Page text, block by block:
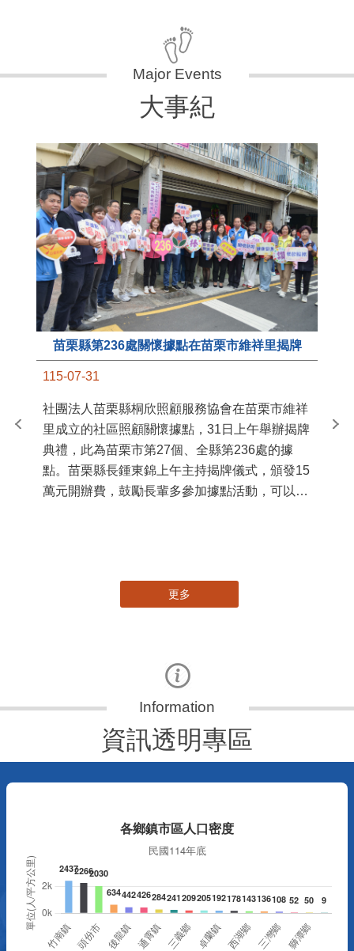
大事紀
苗栗縣第236處關懷據點在苗栗市維祥里揭牌
115-07-31
社團法人苗栗縣桐欣照顧服務協會在苗栗市維祥
里成立的社區照顧關懷據點，31日上午舉辦揭牌
典禮，此為苗栗市第27個、全縣第236處的據
點。苗栗縣長鍾東錦上午主持揭牌儀式，頒發15
萬元開辦費，鼓勵長輩多參加據點活動，可以更
苗
更多
資訊透明專區